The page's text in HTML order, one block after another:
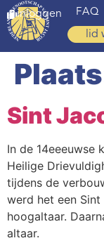
inloggen FAQ
lid
Home
Spirituele reis
Ervaringen
Sint
In de 14eeeuwse
Heilige
tijdens de
werd het een
hoogaltaar.
altaar.